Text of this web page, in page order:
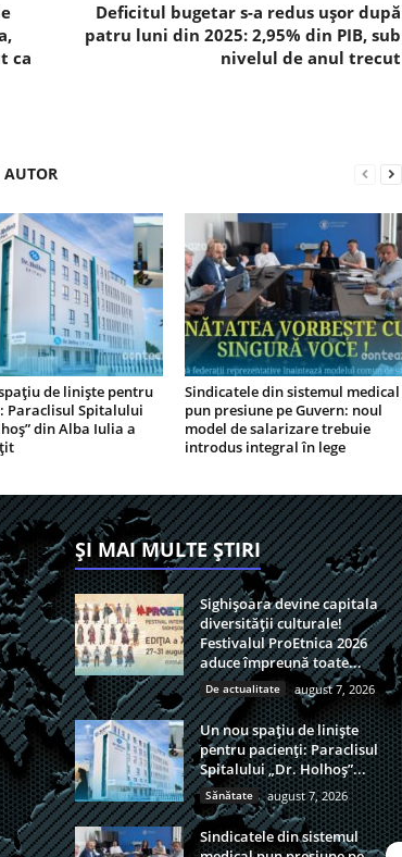
ca
Deficitul bugetar s-a redus ușor după
patru luni din 2025: 2,95% din PIB, sub
nivelul de anul trecut
AUTOR
de liniște pentru
Paraclisul Spitalului
din Alba Iulia a
Sindicatele din sistemul medical
pun presiune pe Guvern: noul
model de salarizare trebuie
introdus integral în lege
ȘI MAI MULTE ȘTIRI
Sighișoara devine capitala
diversității culturale!
Festivalul ProEtnica 2026
aduce împreună toate...
De actualitate august 7, 2026
Un nou spațiu de liniște
pentru pacienți: Paraclisul
Spitalului „Dr. Holhoș”...
Sănătate august 7, 2026
Sindicatele din sistemul